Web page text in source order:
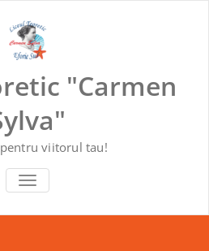
"Carmen
viitorul tau!
COMUTĂ NAVIGAREA